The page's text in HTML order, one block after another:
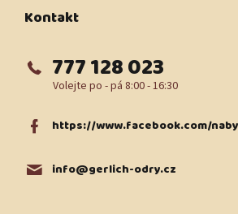
Kontakt
info@gerlich-odry.cz
777 128 023
https://www.facebook.com/